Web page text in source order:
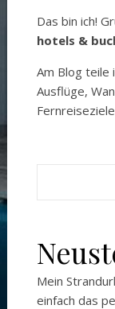
Das bin ich!
hotels &
Am Blog teile
Ausflüge,
Mein
einfach das